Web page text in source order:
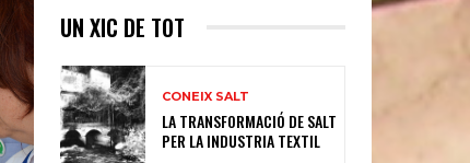
UN XIC DE TOT
CONEIX SALT
LA TRANSFORMACIÓ DE SALT
PER LA INDUSTRIA TEXTIL